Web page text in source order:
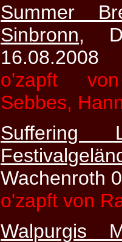
Summer
Sinbronn,
16.08.2008
o'zapft
Sebbes,
Suffering
Wachenroth
o'zapft von
Walpurgis